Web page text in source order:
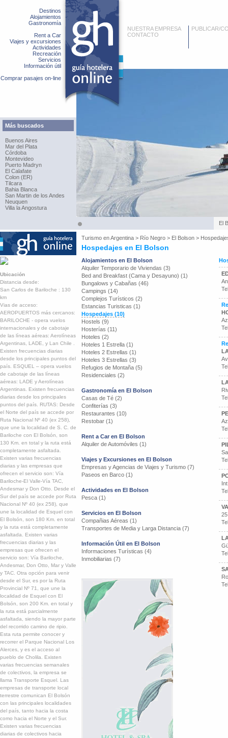
Destinos
Alojamientos
Gastronomía
Rent a Car
Viajes y excursiones
Actividades
Recreación
Servicios
Información útil
Comprar pasajes on-line
Más buscados
Buenos Aires
Mar del Plata
Córdoba
Montevideo
Puerto Madryn
El Calafate
Colon (ER)
Tilcara
Bahia Blanca
San Martin de los Andes
Neuquen
Villa la Angostura
NUESTRA EMPRESA
CONTACTO
PUBLICAR/
El
Turismo enArgentina > Río Negro > El Bolson >
Hospedajes en El Bolson
Ubicación
Distancia desde:
San Carlos de Bariloche : 130
km
Vias de acceso:
AEROPUERTOS más cercanos:
BARILOCHE - opera vuelos
internacionales y de cabotaje
de las líneas aéreas: Aerolíneas
Argentinas, LADE, y Lan Chile .
Existen frecuencias diarias
desde los principales puntos del
país. ESQUEL – opera vuelos
de cabotaje de las líneas
aéreas: LADE y Aerolíneas
Argentinas. Existen frecuencias
diarias desde los principales
puntos del país. RUTAS: Desde
el Norte del país se accede por
Ruta Nacional Nº 40 (ex 258),
que une la localidad de S. C. de
Bariloche con El Bolsón, son
130 Km. en total y la ruta está
completamente asfaltada.
Existen varias frecuencias
diarias y las empresas que
ofrecen el servicio son: Vía
Bariloche-El Valle-Vía TAC,
Andesmar y Don Otto. Desde el
Sur del país se accede por Ruta
Nacional Nº 40 (ex 258), que
une la localidad de Esquel con
El Bolsón, son 180 Km. en total
y la ruta está completamente
asfaltada. Existen varias
frecuencias diarias y las
empresas que ofrecen el
servicio son: Vía Bariloche,
Andesmar, Don Otto, Mar y Valle
y TAC. Otra opción para venir
desde el Sur, es por la Ruta
Provincial Nº 71, que une la
localidad de Esquel con El
Bolsón, son 200 Km. en total y
la ruta está parcialmente
asfaltada, siendo la mayor parte
del recorrido camino de ripio.
Esta ruta permite conocer y
recorrer el Parque Nacional Los
Alerces, y es el acceso al
pueblo de Cholila. Existen
varias frecuencias semanales
de colectivos, la empresa se
llama Transporte Esquel. Las
empresas de transporte local
terrestre comunican El Bolsón
con las principales localidades
del país, tanto hacia la costa
como hacia el Norte y el Sur.
Existen varias frecuencias
diarias de colectivos hacia
Alojamientos en El Bolson
Alquiler Temporario de Viviendas (3)
Bed and Breakfast (Cama y Desayuno) (1)
Bungalows y Cabañas (46)
Campings (14)
Complejos Turísticos (2)
Estancias Turisticas (1)
Hospedajes (10)
Hostels (9)
Hosterías (11)
Hoteles (2)
Hoteles 1 Estrella (1)
Hoteles 2 Estrellas (1)
Hoteles 3 Estrellas (3)
Refugios de Montaña (5)
Residenciales (2)
Gastronomía en El Bolson
Casas de Té (2)
Confiterías (3)
Restaurantes (10)
Restobar (1)
Rent a Car en El Bolson
Alquiler de Automóviles (1)
Viajes y Excursiones en El Bolson
Empresas y Agencias de Viajes y Turismo (7)
Paseos en Barco (1)
Actividades en El Bolson
Pesca (1)
Servicios en El Bolson
Compañias Aéreas (1)
Transportes de Media y Larga Distancia (7)
Información Útil en El Bolson
Informaciones Turísticas (4)
Inmobiliarias (7)